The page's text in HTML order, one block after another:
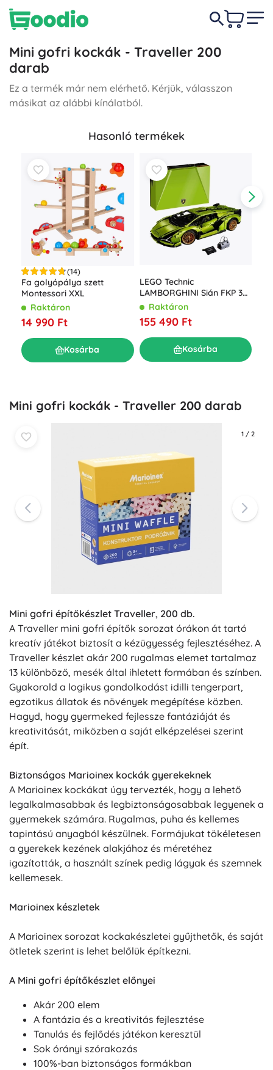
Mini gofri kockák - Traveller 200
darab
Ez a termék már nem elérhető. Kérjük, válasszon
másikat az alábbi kínálatból.
Hasonló termékek
(14)
Fa golyópálya szett
Montessori XXL
Raktáron
14 990 Ft
Kosárba
LEGO Technic
LAMBORGHINI Sián FKP 37
1:8 Raktáron
155 490 Ft
Kosárba
Mini gofri kockák - Traveller 200 darab
1 / 2
Mini gofri építőkészlet Traveller, 200 db.
A Traveller mini gofri építők sorozat órákon át tartó
kreatív játékot biztosít a kézügyesség fejlesztéséhez. A
Traveller készlet akár 200 rugalmas elemet tartalmaz
13 különböző, mesék által ihletett formában és színben.
Gyakorold a logikus gondolkodást idilli tengerpart,
egzotikus állatok és növények megépítése közben.
Hagyd, hogy gyermeked fejlessze fantáziáját és
kreativitását, miközben a saját elképzelései szerint
épít.
Biztonságos Marioinex kockák gyerekeknek
A Marioinex kockákat úgy tervezték, hogy a lehető
legalkalmasabbak és legbiztonságosabbak legyenek a
gyermekek számára. Rugalmas, puha és kellemes
tapintású anyagból készülnek. Formájukat tökéletesen
a gyerekek kezének alakjához és méretéhez
igazították, a használt színek pedig lágyak és szemnek
kellemesek.
Marioinex készletek
A Marioinex sorozat kockakészletei gyűjthetők, és saját
ötletek szerint is lehet belőlük építkezni.
A Mini gofri építőkészlet előnyei
Akár 200 elem
A fantázia és a kreativitás fejlesztése
Tanulás és fejlődés játékon keresztül
Sok órányi szórakozás
100%-ban biztonságos formákban